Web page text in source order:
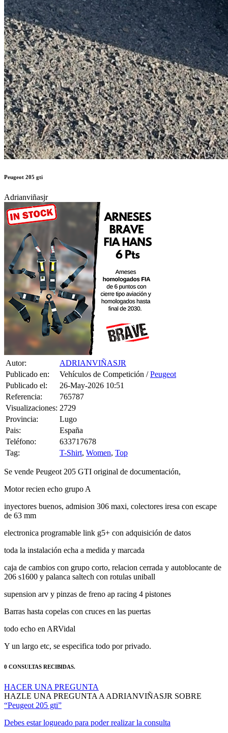
ADRIANVIÑASJR
Publicado en:
Vehículos de Competición /
Publicado el:
26-May-2026 10:51
Referencia:
765787
Visualizaciones:
2729
Provincia:
Lugo
Pais:
España
Teléfono:
633717678
Tag:
T-Shirt,Women
Se vende Peugeot 205 GTI original de documentación,
Motor recien echo grupo A
inyectores buenos, admision 306 maxi, colectores iresa con escape
de 63 mm
electronica programable link g5+ con adquisición de datos
toda la instalación echa a medida y marcada
caja de cambios con grupo corto, relacion cerrada y autoblocante de
206 s1600 y palanca saltech con rotulas uniball
supension arv y pinzas de freno ap racing 4 pistones
Barras hasta copelas con cruces en las puertas
todo echo en ARVidal
Y un largo etc, se especifica todo por privado.
HAZLE UNA PREGUNTA A ADRIANVIÑASJR SOBRE
“Peugeot 205 gti”
Debes estar logueado para poder realizar la consulta